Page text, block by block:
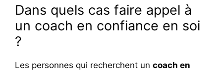
Dans quels cas faire appel à
un coach en confiance en soi
?
Les personnes qui recherchent un coach en